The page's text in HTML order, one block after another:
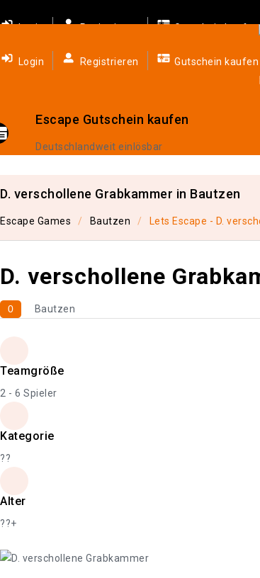
Login Registrieren Gutschein kaufen
Login Registrieren Gutschein kaufen
Escape Gutschein kaufen
Deutschlandweit einlösbar
D. verschollene Grabkammer in Bautzen
Escape Games Bautzen Lets Escape - D.
D. verschollene
0 Bautzen
Teamgröße
2 - 6 Spieler
Kategorie
??
Alter
??+